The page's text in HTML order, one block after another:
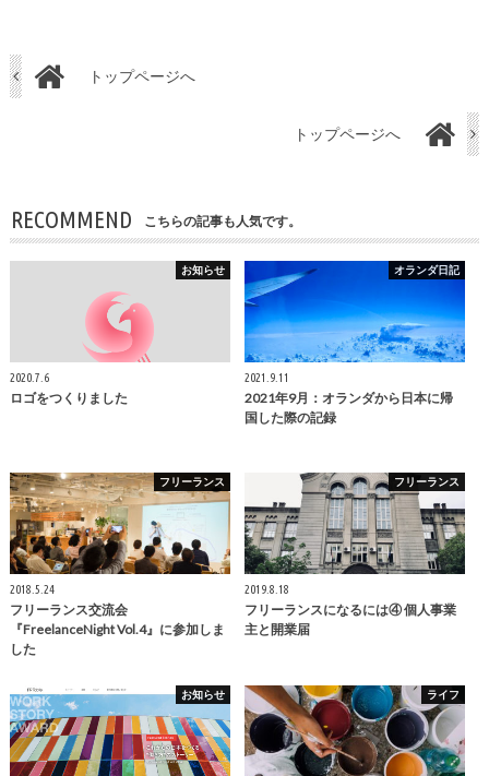
トップページへ
トップページへ
RECOMMEND こちらの記事も人気です。
お知らせ
2020.7.6
ロゴをつくりました
オランダ日記
2021.9.11
2021年9月：オランダから日本に帰
国した際の記録
フリーランス
2018.5.24
フリーランス交流会
『FreelanceNight Vol.4』に参加しま
した
フリーランス
2019.8.18
フリーランスになるには④ 個人事業
主と開業届
お知らせ ライフ